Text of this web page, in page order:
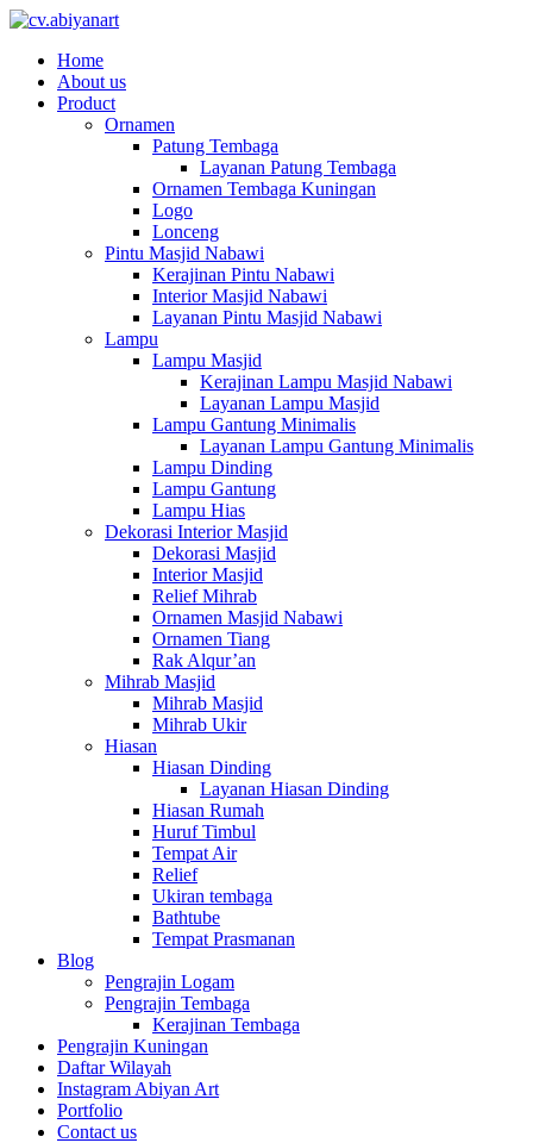
Home
About us
Product
Ornamen
Patung Tembaga
Layanan Patung Tembaga
Ornamen Tembaga Kuningan
Logo
Lonceng
Pintu Masjid Nabawi
Kerajinan Pintu Nabawi
Interior Masjid Nabawi
Layanan Pintu Masjid Nabawi
Lampu
Lampu Masjid
Kerajinan Lampu Masjid Nabawi
Layanan Lampu Masjid
Lampu Gantung Minimalis
Layanan Lampu Gantung Minimalis
Lampu Dinding
Lampu Gantung
Lampu Hias
Dekorasi Interior Masjid
Dekorasi Masjid
Interior Masjid
Relief Mihrab
Ornamen Masjid Nabawi
Ornamen Tiang
Rak Alqur’an
Mihrab Masjid
Mihrab Masjid
Mihrab Ukir
Hiasan
Hiasan Dinding
Layanan Hiasan Dinding
Hiasan Rumah
Huruf Timbul
Tempat Air
Relief
Ukiran tembaga
Bathtube
Tempat Prasmanan
Blog
Pengrajin Logam
Pengrajin Tembaga
Kerajinan Tembaga
Pengrajin Kuningan
Daftar Wilayah
Instagram Abiyan Art
Portfolio
Contact us